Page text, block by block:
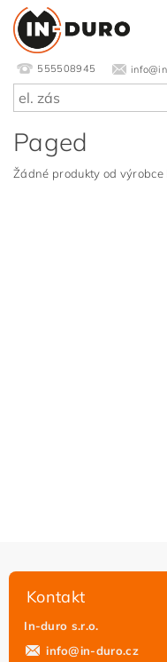
555508945
Paged
Žádné produkty od výrobce
Kontakt
In-duro s.r.o.
info@in-duro.cz